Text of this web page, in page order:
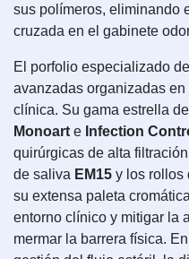
sus polímeros, eliminando
cruzada en el gabinete
El porfolio especializado
avanzadas organizadas
clínica. Su gama estrella
Monoart e Infection
quirúrgicas de alta filtración
de saliva EM15 y los rollos
su extensa paleta
entorno clínico y mitigar la
mermar la barrera física.